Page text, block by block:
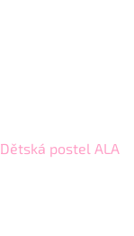
Dětská postel ALA